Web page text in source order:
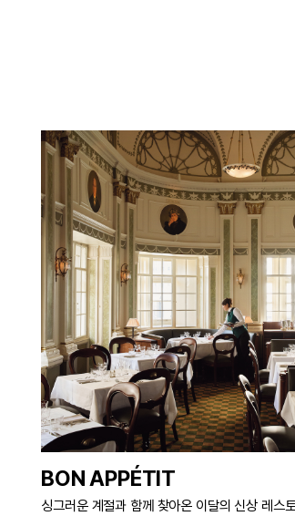
BON APPÉTIT
싱그러운 계절과 함께 찾아온 이달의 신상 레스